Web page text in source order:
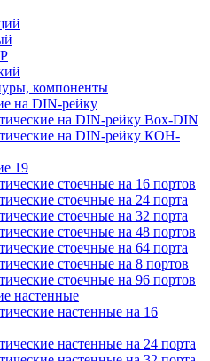
компоненты
на DIN-рейку
на DIN-рейку Box-DIN
на DIN-рейку КОН-
19
стоечные на 16 портов
стоечные на 24 порта
стоечные на 32 порта
стоечные на 48 портов
стоечные на 64 порта
стоечные на 8 портов
стоечные на 96 портов
настенные
настенные на 16
настенные на 24 порта